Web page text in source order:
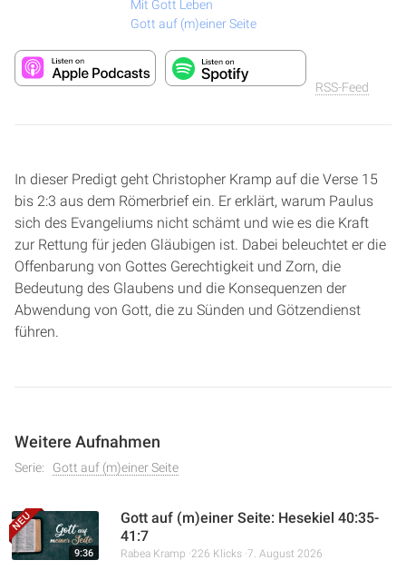
Mit Gott Leben
Gott auf (m)einer Seite
RSS-Feed
In dieser Predigt geht Christopher Kramp auf die Verse 15
bis 2:3 aus dem Römerbrief ein. Er erklärt, warum Paulus
sich des Evangeliums nicht schämt und wie es die Kraft
zur Rettung für jeden Gläubigen ist. Dabei beleuchtet er die
Offenbarung von Gottes Gerechtigkeit und Zorn, die
Bedeutung des Glaubens und die Konsequenzen der
Abwendung von Gott, die zu Sünden und Götzendienst
führen.
Weitere Aufnahmen
Serie: Gott auf (m)einer Seite
9:36
Gott auf (m)einer Seite: Hesekiel 40:35-
41:7
Rabea Kramp 226 Klicks 7. August 2026